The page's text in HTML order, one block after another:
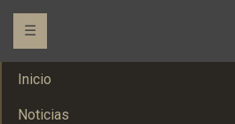
☰
Inicio
Noticias